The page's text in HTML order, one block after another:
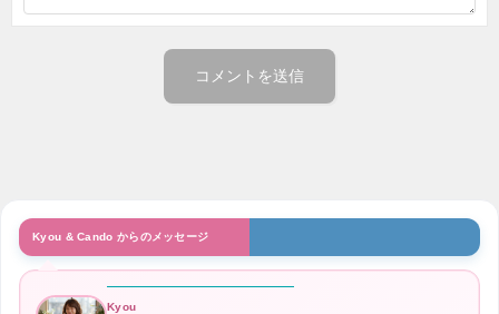
Kyou & Cando からのメッセージ
Kyou